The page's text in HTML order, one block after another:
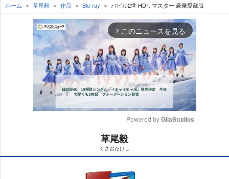
ホーム 草尾毅 作品 Blu-ray バビル2世 HDリマスター 豪華愛蔵版
arrow_forward_ios このニュースを見る
t
Powered by GliaStudios
草尾毅
くさおたけし